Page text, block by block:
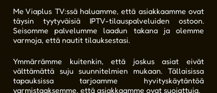
Me Viaplus TV:ssä haluamme, että asiakkaamme ovat
täysin tyytyväisiä IPTV-tilauspalveluiden ostoon.
Seisomme palvelumme laadun takana ja olemme
varmoja, että nautit tilauksestasi.
Ymmärrämme kuitenkin, että joskus asiat eivät
välttämättä suju suunnitelmien mukaan. Tällaisissa
tapauksissa tarjoamme hyvityskäytäntöä
varmistaaksemme, että asiakkaamme ovat suojattuja.